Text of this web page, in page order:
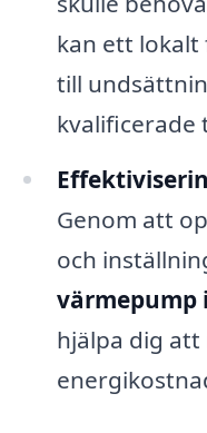
kan ett
till
kvalificerade
Genom att
och
värmepump
hjälpa dig att